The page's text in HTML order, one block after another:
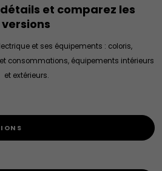
et comparez les
versions
et ses équipements : coloris,
consommations, équipements intérieurs
et extérieurs.